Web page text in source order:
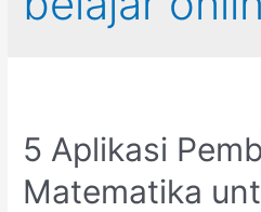
5 Aplikasi
Matematika